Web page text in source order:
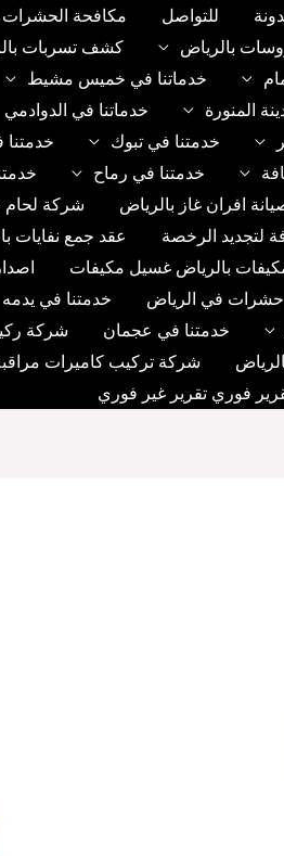
للتواصل مكافحة الحشرات
بالرياض
كشف تسربات
خدماتنا في خميس مشيط
المنورة
خدماتنا في الدوادمي
خدمتنا في تبوك
خدمتنا في رماح
افران غاز بالرياض
شركة لحام
لتجديد الرخصة
عقد جمع نفايات
بالرياض غسيل مكيفات
في الرياض
خدمتنا في يدمه
خدمتنا في عجمان شركة
شركة تركيب كاميرات
فوري تقرير غير فوري